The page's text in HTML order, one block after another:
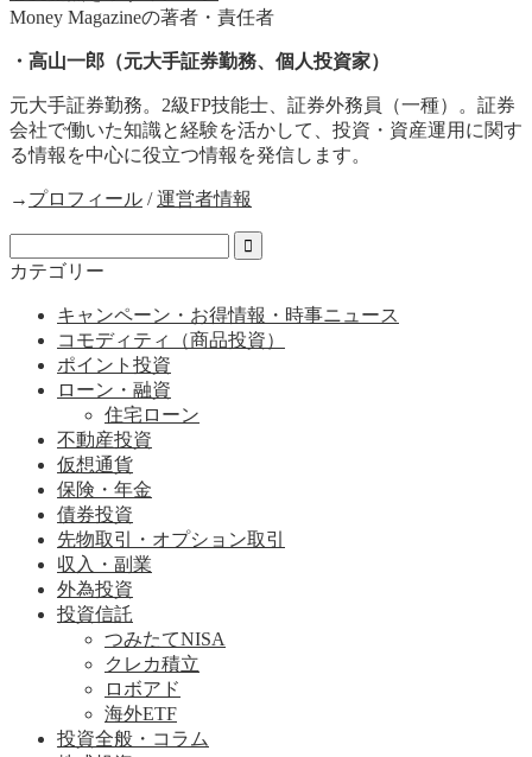
Money Magazineの著者・責任者
・高山一郎（元大手証券勤務、個人投資家）
元大手証券勤務。2級FP技能士、証券外務員（一種）。証券
会社で働いた知識と経験を活かして、投資・資産運用に関す
る情報を中心に役立つ情報を発信します。
→ プロフィール /運営者情報
カテゴリー
キャンペーン・お得情報・時事ニュース
コモディティ（商品投資）
ポイント投資
ローン・融資
住宅ローン
不動産投資
仮想通貨
保険・年金
債券投資
先物取引・オプション取引
収入・副業
外為投資
投資信託
つみたてNISA
クレカ積立
ロボアド
海外ETF
投資全般・コラム